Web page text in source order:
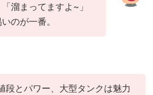
溜まってますよ~」
のが一番。
段とパワー、大型タンクは魅力